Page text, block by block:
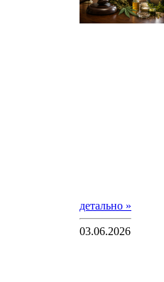
детально »
03.06.2026